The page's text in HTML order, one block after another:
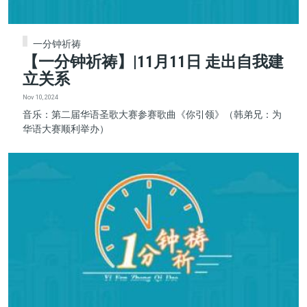
一分钟祈祷
【一分钟祈祷】|11月11日 走出自我建
立关系
Nov 10, 2024
音乐：第二届华语圣歌大赛参赛歌曲《你引领》（韩弟兄：为
华语大赛顺利举办）